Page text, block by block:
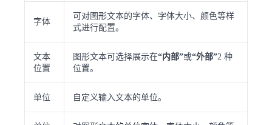
字体
可对图形文本的字体、字体大小、颜色等样
式进行配置。
文本
位置
图形文本可选择展示在“内部”或“外部”2 种
位置。
单位 自定义输入文本的单位。